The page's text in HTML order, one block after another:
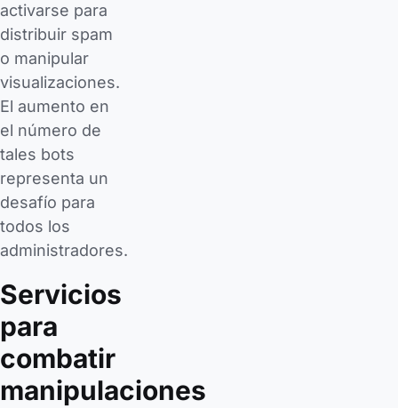
activarse para
distribuir spam
o manipular
visualizaciones.
El aumento en
el número de
tales bots
representa un
desafío para
todos los
administradores.
Servicios
para
combatir
manipulaciones